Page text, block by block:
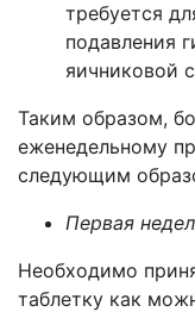
требуется
подавления
яичниковой
Таким образом,
еженедельному
следующим
Первая
Необходимо
таблетку как